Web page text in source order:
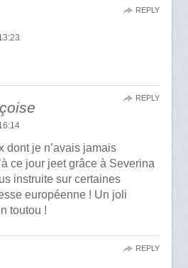
REPLY
dont je n’avais jamais
ce jour jeet grâce à Severina
instruite sur certaines
européenne ! Un joli
toutou !
REPLY
REPLY